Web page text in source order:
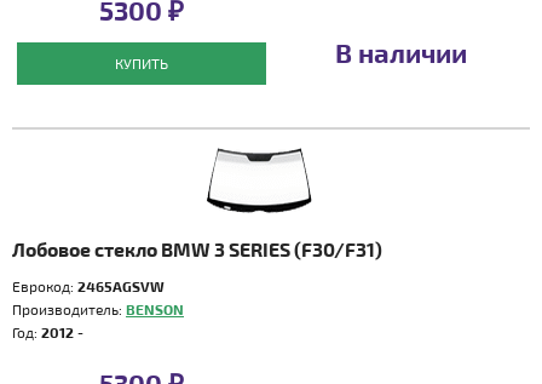
5300 ₽
КУПИТЬ В наличии
Лобовое стекло BMW 3 SERIES (F30/F31)
Еврокод: 2465AGSVW
Производитель: BENSON
Год: 2012 -